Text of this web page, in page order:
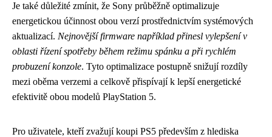
Je také důležité zmínit, že Sony průběžně optimalizuje
energetickou účinnost obou verzí prostřednictvím systémových
aktualizací. Nejnovější firmware například přinesl vylepšení v
oblasti řízení spotřeby během režimu spánku a při rychlém
probuzení konzole. Tyto optimalizace postupně snižují rozdíly
mezi oběma verzemi a celkově přispívají k lepší energetické
efektivitě obou modelů PlayStation 5.
Pro uživatele, kteří zvažují koupi PS5 především z hlediska